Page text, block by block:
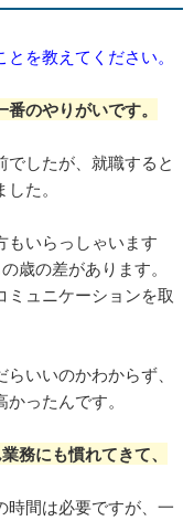
を教えてください。
のやりがいです。
したが、就職すると
た。
もいらっしゃいます
歳の差があります。
ュニケーションを取
いいのかわからず、
ったんです。
務にも慣れてきて、
時間は必要ですが、一